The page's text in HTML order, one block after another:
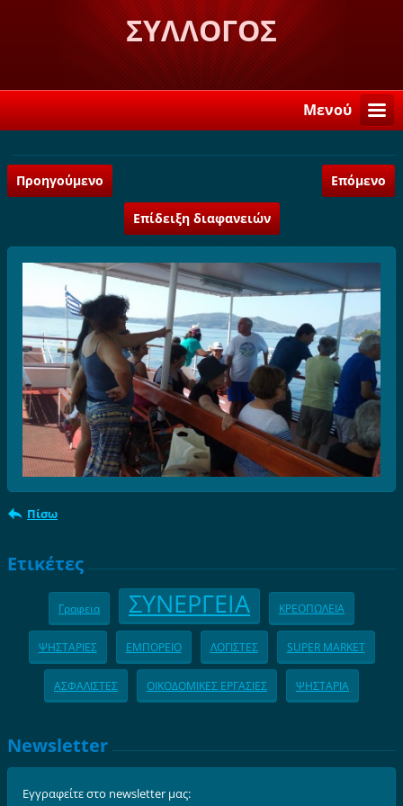
ΣΥΛΛΟΓΟΣ
ΛΟΓΚΑΝΙΚΙΩΤΩΝ ΣΤΗ
ΣΠΑΡΤΗ "Η ΒΕΛΕΜΙΝΗ"
Μενού
Προηγούμενο Επόμενο
Επίδειξη διαφανειών
Πίσω
Ετικέτες
Γραφεια ΣΥΝΕΡΓΕΙΑ ΚΡΕΟΠΩΛΕΙΑ
ΨΗΣΤΑΡΙΕΣ ΕΜΠΟΡΕΙΟ ΛΟΓΙΣΤΕΣ SUPER MARKET
ΑΣΦΑΛΙΣΤΕΣ ΟΙΚΟΔΟΜΙΚΕΣ ΕΡΓΑΣΙΕΣ ΨΗΣΤΑΡΙΑ
Newsletter
Εγγραφείτε στο newsletter μας: